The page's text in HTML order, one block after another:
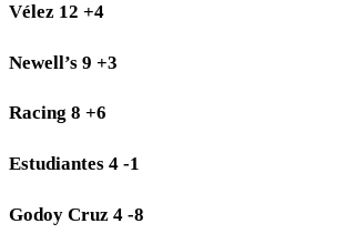
Vélez 12 +4
Newell’s 9 +3
Racing 8 +6
Estudiantes 4 -1
Godoy Cruz 4 -8